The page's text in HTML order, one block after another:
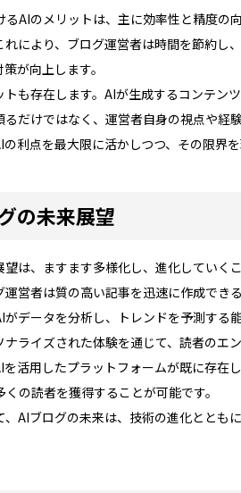
るAIのメリットは、主に効率性と精度の
れにより、ブログ運営者は時間を節約
が向上します。
トも存在します。AIが生成するコンテン
るだけではなく、運営者自身の視点や
利点を最大限に活かしつつ、その限界
の未来展望
望は、ますます多様化し、進化していく
営者は質の高い記事を迅速に作成でき
がデータを分析し、トレンドを予測する
ライズされた体験を通じて、読者のエ
を活用したプラットフォームが既に存在
くの読者を獲得することが可能です。
、AIブログの未来は、技術の進化ととも